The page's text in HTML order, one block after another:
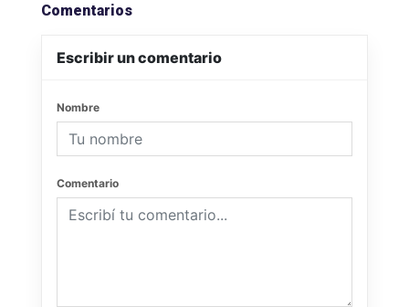
Comentarios
Escribir un comentario
Nombre
Comentario